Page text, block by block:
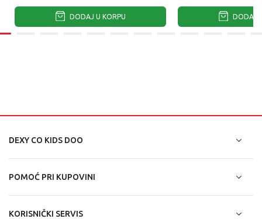
DODAJ U KORPU DODAJ
DEXY CO KIDS DOO
POMOĆ PRI KUPOVINI
KORISNIČKI SERVIS